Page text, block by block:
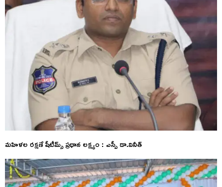
మహిళల రక్షణే షీటీమ్స్ ప్రధాన లక్ష్యం : ఎస్పీ డా.వినీత్